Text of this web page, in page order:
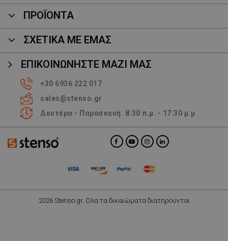
ΠΡΟΪΌΝΤΑ
ΣΧΕΤΙΚΑ ΜΕ ΕΜΑΣ
ΕΠΙΚΟΙΝΩΝΉΣΤΕ ΜΑΖΊ ΜΑΣ
+30 6936 222 017
sales@stenso.gr
Δευτέρα - Παρασκευή: 8:30 π.μ. - 17:30 μ.μ
2026 Stenso.gr. Ολα τα δικαιώματα διατηρούνται